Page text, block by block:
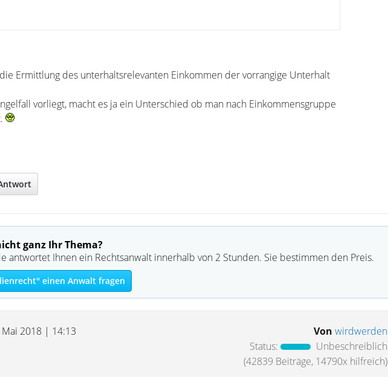
Ermittlung des unterhaltsrelevanten Einkommen der vorrangige Unterhalt
vorliegt, macht es ja ein Unterschied ob man nach Einkommensgruppe
ganz Ihr Thema?
antwortet Ihnen ein Rechtsanwalt innerhalb von 2 Stunden. Sie bestimmen den Preis.
einen Anwalt fragen
Mai 2018 | 14:13 Von wirdwerden
Status:
Unbeschreiblich
(42839 Beiträge, 14790x hilfreich)